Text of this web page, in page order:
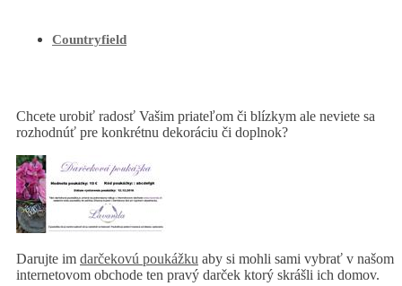
Countryfield
Chcete urobiť radosť Vašim priateľom či blízkym ale neviete sa
rozhodnúť pre konkrétnu dekoráciu či doplnok?
Darujte im darčekovú poukážku aby si mohli sami vybrať v našom
internetovom obchode ten pravý darček ktorý skrášli ich domov.